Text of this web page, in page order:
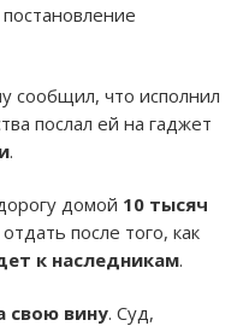
сообщил, что исполнил
послал ей на гаджет
.
домой 10 тысяч
после того, как
к наследникам.
свою вину. Суд,